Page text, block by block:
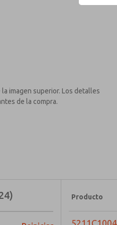
imagen superior. Los detalles
de la compra.
Producto
5211C1004